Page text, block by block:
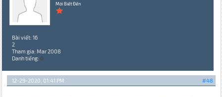
Mới Biết Đến
Bài viết: 16
2
Tham gia: Mar 2008
Danh tiếng: 0
#48
12-29-2020, 01:41 PM